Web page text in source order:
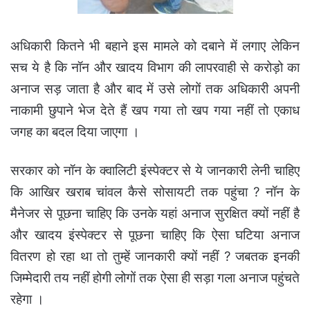
अधिकारी कितने भी बहाने इस मामले को दबाने में लगाए लेकिन
सच ये है कि नॉन और खादय विभाग की लापरवाही से करोड़ो का
अनाज सड़ जाता है और बाद में उसे लोगों तक अधिकारी अपनी
नाकामी छुपाने भेज देते हैं खप गया तो खप गया नहीं तो एकाध
जगह का बदल दिया जाएगा ।
सरकार को नॉन के क्वालिटी इंस्पेक्टर से ये जानकारी लेनी चाहिए
कि आखिर खराब चांवल कैसे सोसायटी तक पहुंचा ? नॉन के
मैनेजर से पूछना चाहिए कि उनके यहां अनाज सुरक्षित क्यों नहीं है
और खादय इंस्पेक्टर से पूछना चाहिए कि ऐसा घटिया अनाज
वितरण हो रहा था तो तुम्हें जानकारी क्यों नहीं ? जबतक इनकी
जिम्मेदारी तय नहीं होगी लोगों तक ऐसा ही सड़ा गला अनाज पहुंचते
रहेगा ।